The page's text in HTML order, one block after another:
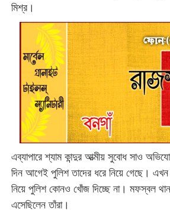
মিশ্র।
এব্যাপারে শ্যাম কান্দুর আত্মীয় সুবোধ সাও
দিন আগেই পুলিশ তাদের ধরে নিয়ে গেছে।
নিয়ে পুলিশ কোনও খোঁজ দিচ্ছে না। মফস্বল
এসেছিলেন তাঁরা।